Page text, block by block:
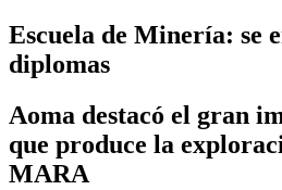
Escuela de Minería: se
diplomas
Aoma destacó el gran
que produce la
MARA